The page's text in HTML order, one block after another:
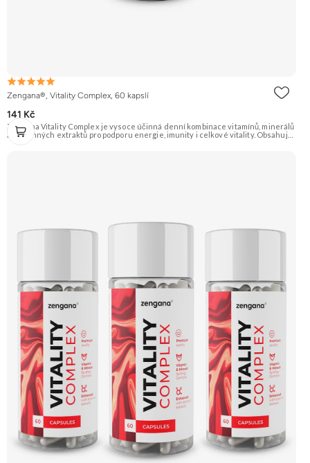
Zengana®, Vitality Complex, 60 kapslí
141 Kč
Zengana Vitality Complex je vysoce účinná denní kombinace vitamínů, minerálů
a rostlinných extraktů pro podporu energie, imunity i celkové vitality. Obsahuje